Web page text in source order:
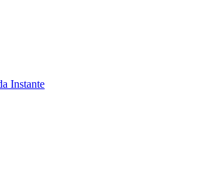
Instante